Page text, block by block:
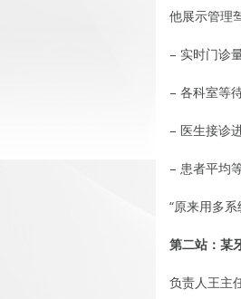
他展示管理
– 实时门诊
– 各科室等
– 医生接诊
– 患者平均
“原来用多
第二站：某
负责人王主